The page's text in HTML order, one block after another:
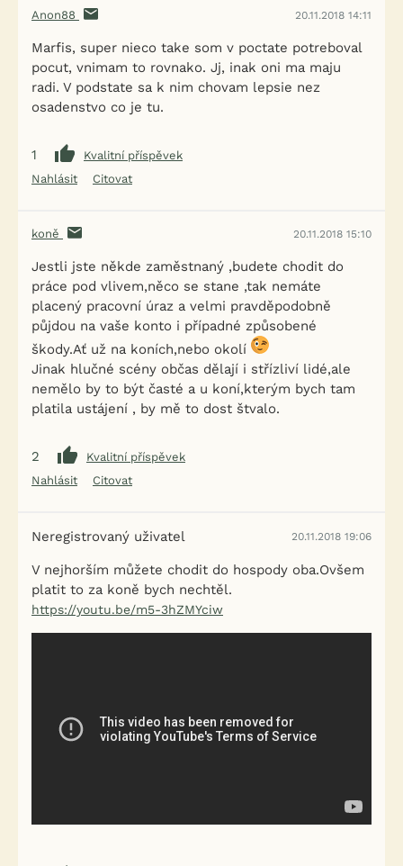
Anon88 20.11.2018 14:11
Marfis, super nieco take som v poctate potreboval
pocut, vnimam to rovnako. Jj, inak oni ma maju
radi. V podstate sa k nim chovam lepsie nez
osadenstvo co je tu.
1
Kvalitní příspěvek
Nahlásit
Citovat
koně 20.11.2018 15:10
Jestli jste někde zaměstnaný ,budete chodit do
práce pod vlivem,něco se stane ,tak nemáte
placený pracovní úraz a velmi pravděpodobně
půjdou na vaše konto i případné způsobené
škody.Ať už na koních,nebo okolí
Jinak hlučné scény občas dělají i střízliví lidé,ale
nemělo by to být časté a u koní,kterým bych tam
platila ustájení , by mě to dost štvalo.
2
Kvalitní příspěvek
Nahlásit
Citovat
Neregistrovaný uživatel 20.11.2018 19:06
V nejhorším můžete chodit do hospody oba.Ovšem
platit to za koně bych nechtěl.
https://youtu.be/m5-3hZMYciw